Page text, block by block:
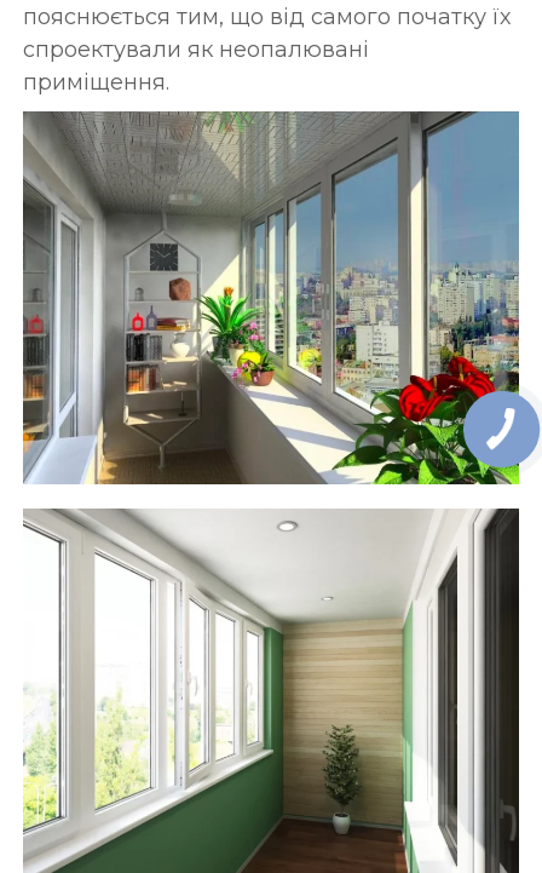
пояснюється тим, що від самого початку їх
спроектували як неопалювані
приміщення.